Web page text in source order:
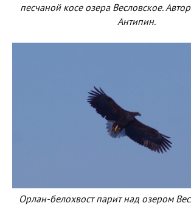
песчаной косе озера Весловское.
Антипин.
Орлан-белохвост парит над озером